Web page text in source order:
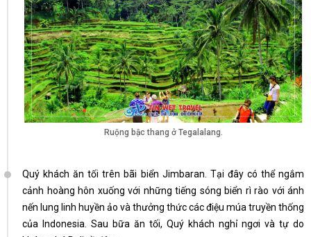
Ruộng bậc thang ở Tegalalang.
Quý khách ăn tối trên bãi biển Jimbaran. Tại đây có thể ngắm
cảnh hoàng hôn xuống với những tiếng sóng biển rì rào với ánh
nến lung linh huyền ảo và thưởng thức các điệu múa truyền thống
của Indonesia. Sau bữa ăn tối, Quý khách nghỉ ngơi và tự do